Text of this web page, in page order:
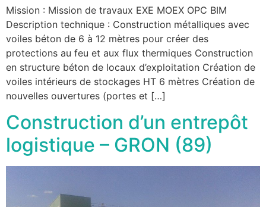
Mission : Mission de travaux EXE MOEX OPC BIM
Description technique : Construction métalliques avec
voiles béton de 6 à 12 mètres pour créer des
protections au feu et aux flux thermiques Construction
en structure béton de locaux d’exploitation Création de
voiles intérieurs de stockages HT 6 mètres Création de
nouvelles ouvertures (portes et […]
Construction d’un entrepôt
logistique – GRON (89)